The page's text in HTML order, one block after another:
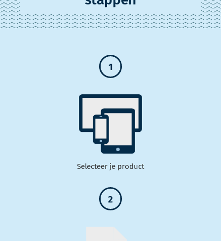
1
Selecteer je product
2